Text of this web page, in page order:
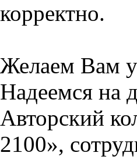
корректно.
Желаем Вам
Надеемся на
Авторский
2100»,